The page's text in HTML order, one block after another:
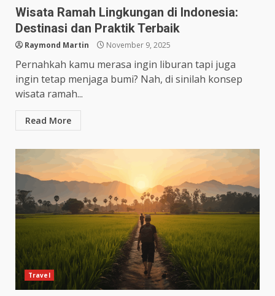
Wisata Ramah Lingkungan di Indonesia:
Destinasi dan Praktik Terbaik
Raymond Martin November 9, 2025
Pernahkah kamu merasa ingin liburan tapi juga
ingin tetap menjaga bumi? Nah, di sinilah konsep
wisata ramah...
Read More
Travel